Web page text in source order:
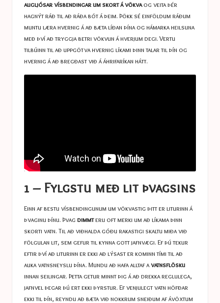
augljósar vísbendingar um skort á vökvaog veita þér
hagnýt ráð til að ráða bót á þeim. Þökk sé einföldum ráðum
muntu læra hvernig á að bæta líðan þína og hámarka heilsuna
með því að tryggja betri vökvun á hverjum degi. Vertu
tilbúinn til að uppgötva hvernig líkami þinn talar til þín og
hvernig á að bregðast við á áhrifaríkan hátt.
1 – Fylgstu með lit þvagsins
Einn af bestu vísbendingunum um vökvastig þitt er liturinn á
þvaginu þínu. Þvag dimmteru oft merki um að líkama þinn
skorti vatn. Til að viðhalda góðu rakastigi skaltu miða við
fölgulan lit, sem gefur til kynna gott jafnvægi. Ef þú tekur
eftir því að liturinn er ekki að lýsast er kominn tími til að
auka vatnsneyslu þína. Mundu að hafa alltaf avatnsflösku
innan seilingar. Þetta getur minnt þig á að drekka reglulega,
jafnvel þegar þú ert ekki þyrstur. Ef venjulegt vatn höfðar
ekki til þín, reyndu að bæta við nokkrum sneiðum af ávöxtum